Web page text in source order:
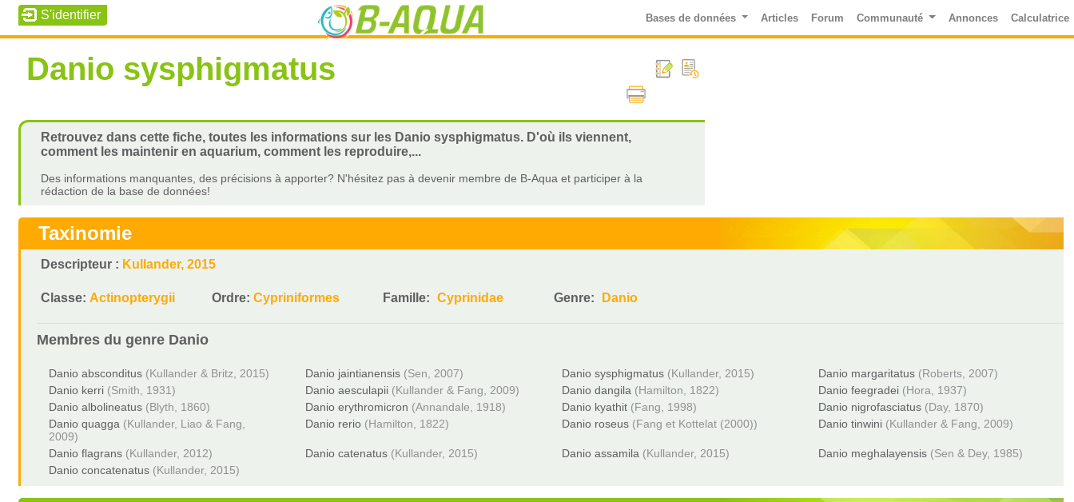
Bases de données Articles Forum Communauté Annonces Calculatrice
Danio sysphigmatus
Retrouvez dans cette fiche, toutes les informations sur les Danio sysphigmatus. D'où ils viennent,
comment les maintenir en aquarium, comment les reproduire,...
Des informations manquantes, des précisions à apporter? N'hésitez pas à devenir membre de B-Aqua et participer à la
rédaction de la base de données!
Taxinomie
Descripteur : Kullander, 2015
Classe:Actinopterygii Ordre:Cypriniformes Famille: Cyprinidae Genre: Danio
Membres du genre Danio
Danio absconditus (Kullander & Britz, 2015) Danio jaintianensis (Sen, 2007) Danio sysphigmatus (Kullander, 2015) Danio margaritatus (Roberts, 2007)
Danio kerri (Smith, 1931) Danio aesculapii (Kullander & Fang, 2009) Danio dangila (Hamilton, 1822) Danio feegradei (Hora, 1937)
Danio albolineatus (Blyth, 1860) Danio erythromicron (Annandale, 1918) Danio kyathit (Fang, 1998) Danio nigrofasciatus (Day, 1870)
Danio quagga (Kullander, Liao & Fang,
2009)
Danio rerio (Hamilton, 1822) Danio roseus (Fang et Kottelat (2000)) Danio tinwini (Kullander & Fang, 2009)
Danio flagrans (Kullander, 2012) Danio catenatus (Kullander, 2015) Danio assamila (Kullander, 2015) Danio meghalayensis (Sen & Dey, 1985)
Danio concatenatus (Kullander, 2015)